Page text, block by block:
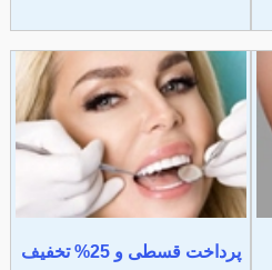
پرداخت قسطی و 25% تخفیف